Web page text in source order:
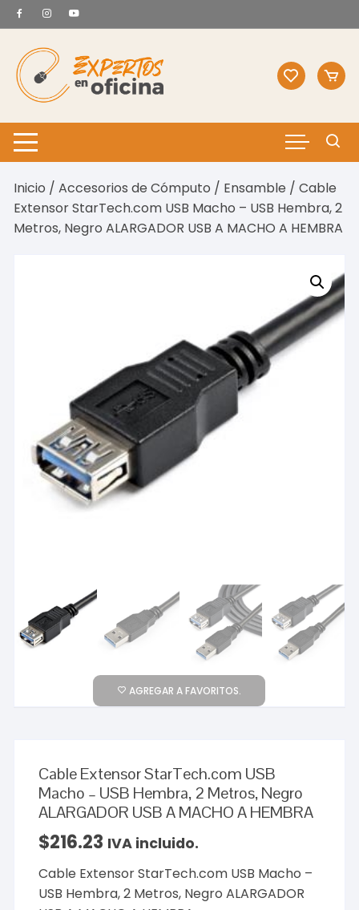
Saltar
al
contenido
Inicio /Accesorios de Cómputo / Ensamble / Cable
Extensor StarTech.com USB Macho – USB Hembra, 2
Metros, Negro ALARGADOR USB A MACHO A HEMBRA
AGREGAR A FAVORITOS.
Cable Extensor StarTech.com USB
Macho – USB Hembra, 2 Metros, Negro
ALARGADOR USB A MACHO A HEMBRA
$216.23 IVA incluido.
Cable Extensor StarTech.com USB Macho –
USB Hembra, 2 Metros, Negro ALARGADOR